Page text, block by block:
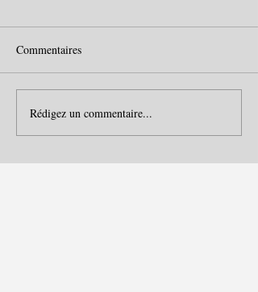
Commentaires
Rédigez un commentaire...